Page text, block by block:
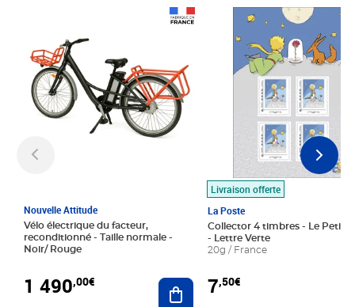
Nouvelle Attitude
Vélo électrique du facteur,
reconditionné - Taille normale -
Noir/ Rouge
1 490,00€ Ajouter au panier
Livraison offerte
La Poste
Collector 4 timbres - Le Petit
- Lettre Verte
20g / France
7,50€
Prix 7,50€